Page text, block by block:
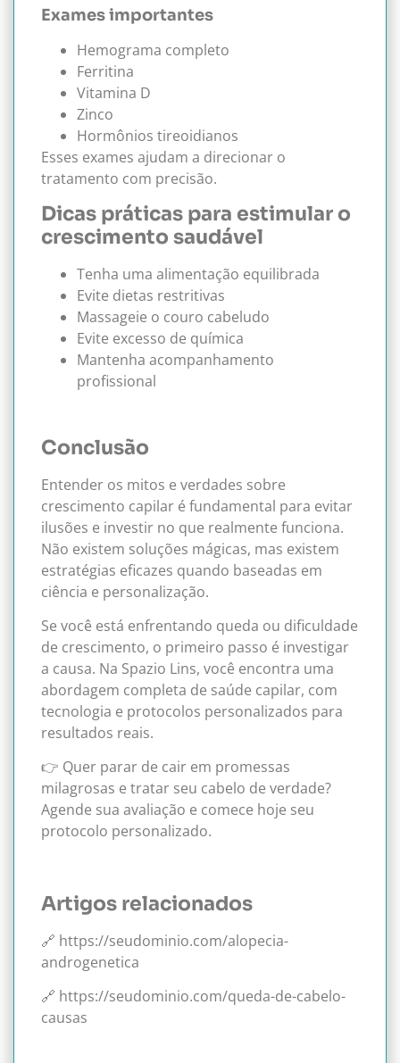
Exames importantes
Hemograma completo
Ferritina
Vitamina D
Zinco
Hormônios tireoidianos
Esses exames ajudam a direcionar o
tratamento com precisão.
Dicas práticas para estimular o
crescimento saudável
Tenha uma alimentação equilibrada
Evite dietas restritivas
Massageie o couro cabeludo
Evite excesso de química
Mantenha acompanhamento
profissional
Conclusão
Entender os mitos e verdades sobre
crescimento capilar é fundamental para evitar
ilusões e investir no que realmente funciona.
Não existem soluções mágicas, mas existem
estratégias eficazes quando baseadas em
ciência e personalização.
Se você está enfrentando queda ou dificuldade
de crescimento, o primeiro passo é investigar
a causa. Na Spazio Lins, você encontra uma
abordagem completa de saúde capilar, com
tecnologia e protocolos personalizados para
resultados reais.
👉 Quer parar de cair em promessas
milagrosas e tratar seu cabelo de verdade?
Agende sua avaliação e comece hoje seu
protocolo personalizado.
Artigos relacionados
🔗 https://seudominio.com/alopecia-
androgenetica
🔗 https://seudominio.com/queda-de-cabelo-
causas